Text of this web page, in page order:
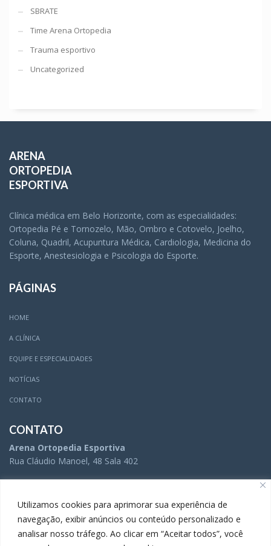
Utilizamos cookies para aprimorar sua experiência de
navegação, exibir anúncios ou conteúdo personalizado e
analisar nosso tráfego. Ao clicar em “Aceitar todos”, você
SBRATE
Time Arena Ortopedia
Trauma esportivo
Uncategorized
ARENA
ORTOPEDIA
ESPORTIVA
Clínica médica em Belo Horizonte, com as especialidades:
Ortopedia Pé e Tornozelo, Mão, Ombro e Cotovelo, Joelho,
Coluna, Quadril, Acupuntura Médica, Cardiologia, Medicina do
Esporte, Anestesiologia e Psicologia do Esporte.
PÁGINAS
HOME
A CLÍNICA
EQUIPE E ESPECIALIDADES
NOTÍCIAS
CONTATO
CONTATO
Arena Ortopedia Esportiva
Rua Cláudio Manoel, 48 Sala 402
(31) 3504-5005
(31) 3283-9738